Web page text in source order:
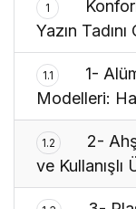
1
Yazın Tadını
1.1
1-
Modelleri:
1.2
2-
ve Kullanışlı